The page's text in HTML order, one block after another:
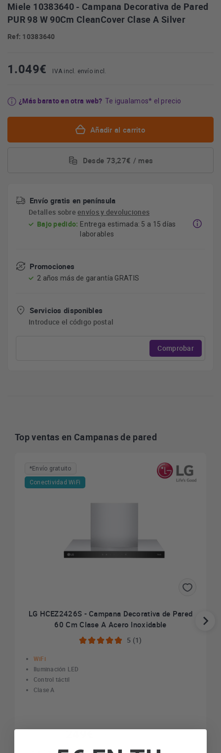
Miele 10383640 - Campana Decorativa de Pared
PUR 98 W 90Cm CleanCover Clase A Silver
Ref: 10383640
1.049€ IVA incl. envío incl.
¿Más barato en otra web? Te igualamos* el precio
Añadir al carrito
Desde 73,27€ / mes
Envío gratis en península
Detalles sobreenvíos y devoluciones
Bajo pedido: Entrega estimada: 5 a 15 días
laborables
Promociones
2 años más de garantía GRATIS
Servicios disponibles
Introduce el código postal
Comprobar
Top ventas en Campanas de pared
*Envío gratuito
Conectividad WiFi
LG HCEZ2426S - Campana Decorativa de Pared
60 Cm Clase A Acero Inoxidable
5 (1)
WiFi
Iluminación LED
Control táctil
Clase A
249€
Quedan 5 a este precio